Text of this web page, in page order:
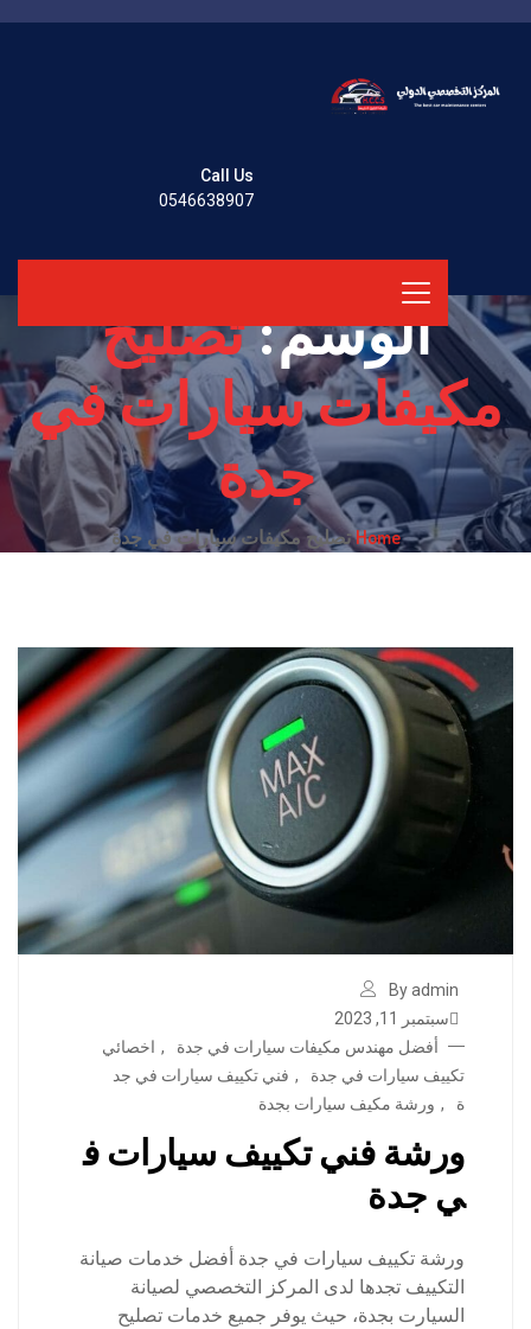
Call Us
0546638907
الوسم:تصليح
مكيفات سيارات في
جدة
Homeتصليح مكيفات سيارات في جدة
By admin
سبتمبر 11, 2023
أفضل مهندس مكيفات سيارات في جدة
, اخصائي
تكييف سيارات في جدة
, فني تكييف سيارات في جد
ة
, ورشة مكيف سيارات بجدة
ورشة فني تكييف سيارات ف
ي جدة
ورشة تكييف سيارات في جدة أفضل خدمات صيانة
التكييف تجدها لدى المركز التخصصي لصيانة
السيارت بجدة، حيث يوفر جميع خدمات تصليح